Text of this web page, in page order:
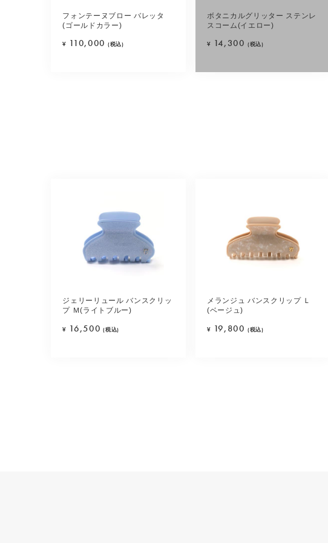
フォンテーヌブロー バレッタ
(ゴールドカラー)
¥ 110,000 (税込)
ボタニカルグリッター ステンレ
スコーム(イエロー)
¥ 14,300 (税込)
ジェリーリュール バンスクリッ
プ Ｍ(ライトブルー)
¥ 16,500 (税込)
メランジュ バンスクリップ Ｌ
(ベージュ)
¥ 19,800 (税込)